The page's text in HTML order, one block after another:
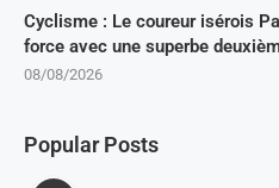
Cyclisme : Le coureur isérois
force avec une superbe
08/08/2026
Popular Posts